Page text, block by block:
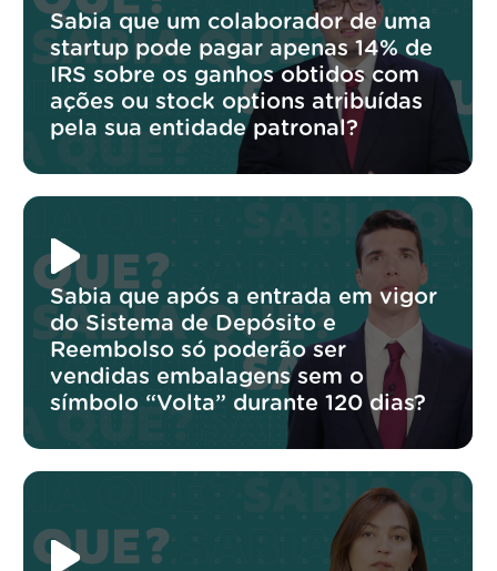
Sabia que um colaborador de uma
startup pode pagar apenas 14% de
IRS sobre os ganhos obtidos com
ações ou stock options atribuídas
pela sua entidade patronal?
Sabia que após a entrada em vigor
do Sistema de Depósito e
Reembolso só poderão ser
vendidas embalagens sem o
símbolo “Volta” durante 120 dias?